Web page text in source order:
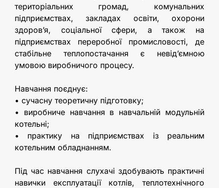
територіальних громад, комунальних
підприємствах, закладах освіти, охорони
здоров’я, соціальної сфери, а також на
підприємствах переробної промисловості, де
стабільне теплопостачання є невід’ємною
умовою виробничого процесу.
Навчання поєднує:
• сучасну теоретичну підготовку;
• виробниче навчання в навчальній модульній
котельні;
• практику на підприємствах із реальним
котельним обладнанням.
Під час навчання слухачі здобувають практичні
навички експлуатації котлів, теплотехнічного